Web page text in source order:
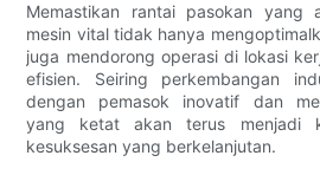
Memastikan rantai pasokan yang
mesin vital tidak hanya
juga mendorong operasi di lokasi
efisien. Seiring perkembangan
dengan pemasok inovatif dan
yang ketat akan terus menjadi
kesuksesan yang berkelanjutan.